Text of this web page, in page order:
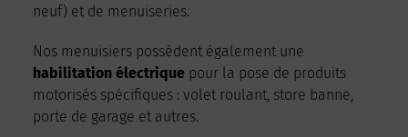
neuf) et de menuiseries.
Nos menuisiers possèdent également une
habilitation électriquepour la pose de produits
motorisés spécifiques : volet roulant, store banne,
porte de garage et autres.